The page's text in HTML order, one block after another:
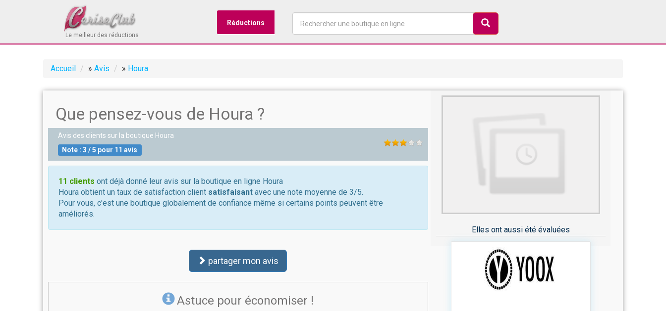
Le meilleur des réductions
Réductions
Accueil » Avis » Houra
Que pensez-vous de Houra ?
Avis des clients sur la boutique Houra
Note :3 /5 pour 11 avis
11 clients ont déjà donné leur avis sur la boutique en ligne Houra
Houra obtient un taux de satisfaction client satisfaisant avec une note moyenne de 3/5.
Pour vous, c'est une boutique globalement de confiance même si certains points peuvent être
améliorés.
partager mon avis
Astuce pour économiser !
Elles ont aussi été évaluées